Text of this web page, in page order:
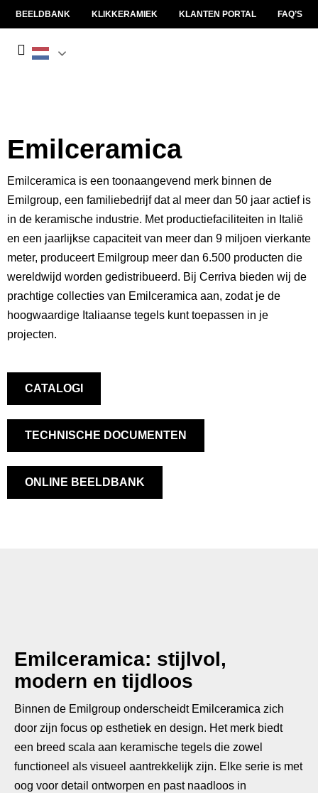
BEELDBANK KLIKKERAMIEK KLANTEN PORTAL FAQ’S
Emilceramica
Emilceramica is een toonaangevend merk binnen de
Emilgroup, een familiebedrijf dat al meer dan 50 jaar actief is
in de keramische industrie. Met productiefaciliteiten in Italië
en een jaarlijkse capaciteit van meer dan 9 miljoen vierkante
meter, produceert Emilgroup meer dan 6.500 producten die
wereldwijd worden gedistribueerd. Bij Cerriva bieden wij de
prachtige collecties van Emilceramica aan, zodat je de
hoogwaardige Italiaanse tegels kunt toepassen in je
projecten.
CATALOGI
TECHNISCHE DOCUMENTEN
ONLINE BEELDBANK
Emilceramica: stijlvol,
modern en tijdloos
Binnen de Emilgroup onderscheidt Emilceramica zich
door zijn focus op esthetiek en design. Het merk biedt
een breed scala aan keramische tegels die zowel
functioneel als visueel aantrekkelijk zijn. Elke serie is met
oog voor detail ontworpen en past naadloos in